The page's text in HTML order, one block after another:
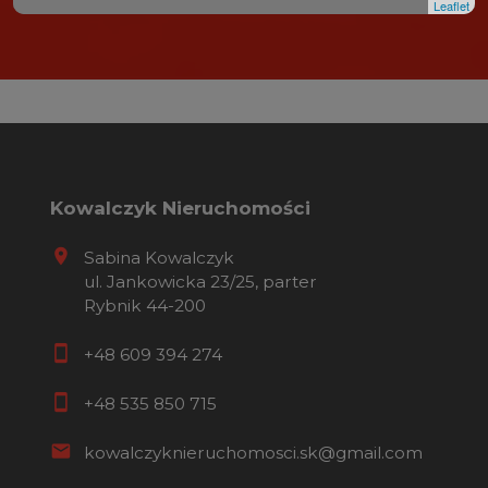
Leaflet
Kowalczyk Nieruchomości
Sabina Kowalczyk
ul. Jankowicka 23/25, parter
Rybnik 44-200
+48 609 394 274
+48 535 850 715
kowalczyknieruchomosci.sk@gmail.com